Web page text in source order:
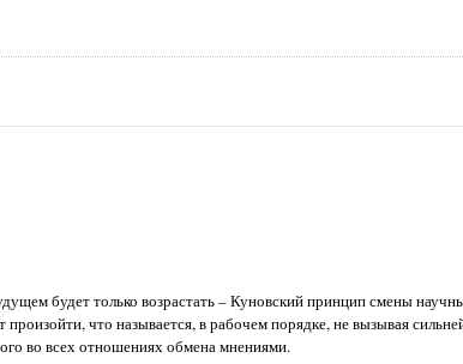
будет только возрастать – Куновский принцип смены
что называется, в рабочем порядке, не вызывая
во всех отношениях обмена мнениями.